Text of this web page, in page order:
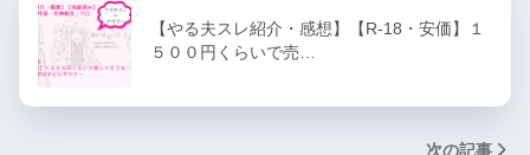
【R-18G】日常が瓦解して
も、僕らは生きるようです
【女神転生シリーズ二次】
【やる夫スレ紹介・感想】【R-18・安価】１
５００円くらいで売…
次の記事